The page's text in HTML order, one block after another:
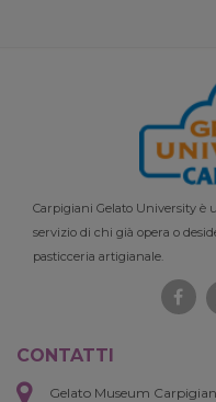
Carpigiani Gelato University è
servizio di chi già opera o
pasticceria artigianale.
CONTATTI
Gelato Museum